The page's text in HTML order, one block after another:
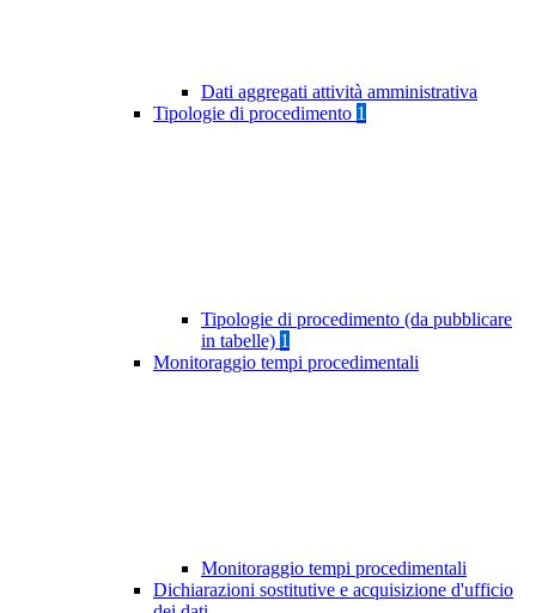
Dati aggregati attività amministrativa
Tipologie di procedimento 1
Tipologie di procedimento (da pubblicare
in tabelle) 1
Monitoraggio tempi procedimentali
Monitoraggio tempi procedimentali
Dichiarazioni sostitutive e acquisizione d'ufficio